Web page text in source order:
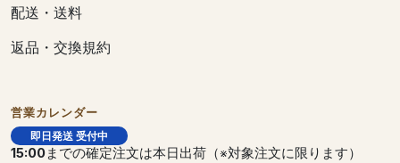
配送・送料
返品・交換規約
営業カレンダー
即日発送 受付中
15:00までの確定注文は本日出荷（※対象注文に限ります）